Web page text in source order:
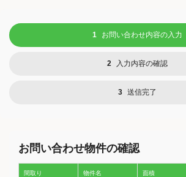
1 お問い合わせ内容の入力
2 入力内容の確認
3 送信完了
お問い合わせ物件の確認
間取り 物件名 面積